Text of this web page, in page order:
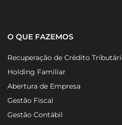
O QUE FAZEMOS
Recuperação de Crédito Tributário
Holding Familiar
Abertura de Empresa
Gestão Fiscal